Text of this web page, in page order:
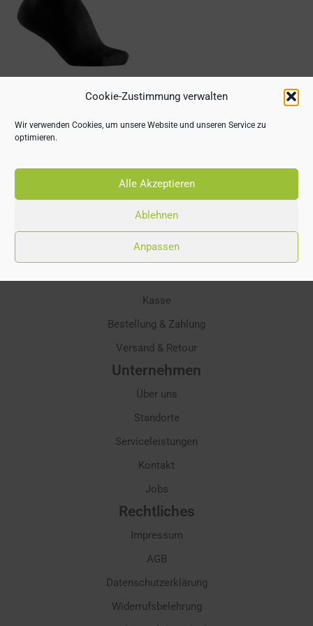
Cookie-Zustimmung verwalten
Wir verwenden Cookies, um unsere Website und unseren Service zu
optimieren.
Alle Akzeptieren
Ablehnen
Anpassen
Einkauf
online Shop
Kasse
Bestellung & Zahlung
Versand & Retour
Unternehmen
Über uns
Standorte
Serviceleistungen
Kontakt
Jobs
Rechtliches
Impressum
AGB
Datenschutzerklärung
Widerrufsbelehrung